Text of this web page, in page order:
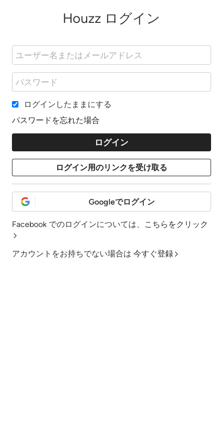
Houzz ログイン
ログインしたままにする
パスワードを忘れた場合
Googleでログイン
Facebook でのログインについては、 こちらをクリック
アカウントをお持ちでない場合は 今すぐ登録